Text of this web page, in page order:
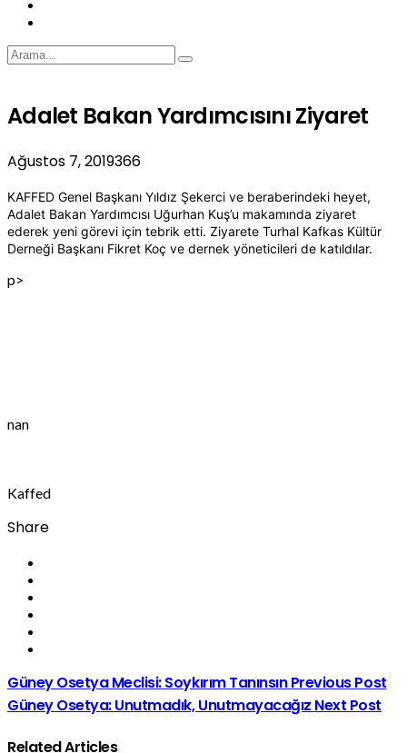
Adalet Bakan Yardımcısını Ziyaret
Ağustos 7, 2019366
KAFFED Genel Başkanı Yıldız Şekerci ve beraberindeki heyet,
Adalet Bakan Yardımcısı Uğurhan Kuş’u makamında ziyaret
ederek yeni görevi için tebrik etti. Ziyarete Turhal Kafkas Kültür
Derneği Başkanı Fikret Koç ve dernek yöneticileri de katıldılar.
p>
nan
Kaffed
Share
Güney Osetya Meclisi: Soykırım TanınsınPrevious Post
Güney Osetya: Unutmadık, Unutmayacağız Next Post
Related Articles